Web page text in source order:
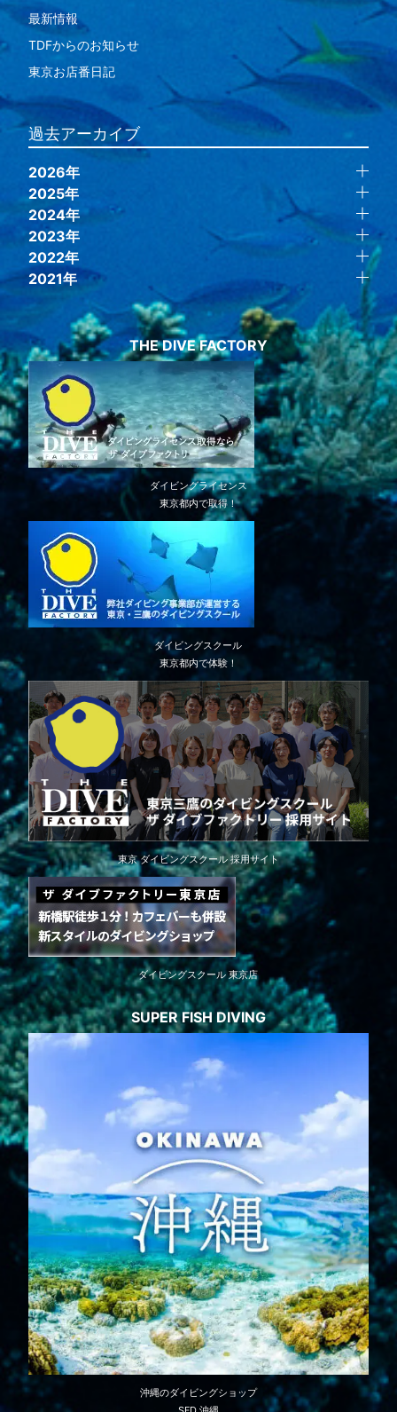
最新情報
TDFからのお知らせ
東京お店番日記
過去アーカイブ
2026年
2025年
2024年
2023年
2022年
2021年
THE DIVE FACTORY
ダイビングライセンス
東京都内で取得！
ダイビングスクール
東京都内で体験！
東京 ダイビングスクール 採用サイト
ダイビングスクール 東京店
SUPER FISH DIVING
沖縄のダイビングショップ